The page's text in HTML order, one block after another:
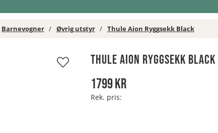
Barnevogner Øvrig utstyr Thule Aion Ryggsekk Black
Thule Aion Ryggsekk Black
1799kr
Rek. pris: